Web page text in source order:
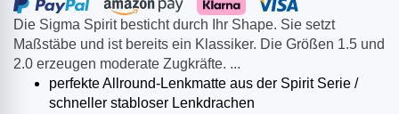
Die Sigma Spirit besticht durch Ihr Shape. Sie setzt
Maßstäbe und ist bereits ein Klassiker. Die Größen 1.5 und
2.0 erzeugen moderate Zugkräfte. ...
perfekte Allround-Lenkmatte aus der Spirit Serie /
schneller stabloser Lenkdrachen